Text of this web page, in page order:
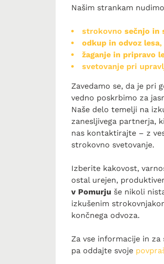
Našim strankam
strokovno sečnjo in
odkup in odvoz lesa,
žaganje in pripravo
svetovanje pri
Zavedamo se, da je pri
vedno poskrbimo za
Naše delo temelji na
zanesljivega partnerja,
nas kontaktirajte – z
strokovno svetovanje.
Izberite kakovost,
ostal urejen,
v Pomurju še nikoli
izkušenim
končnega odvoza.
Za vse informacije in
pa oddajte svoje